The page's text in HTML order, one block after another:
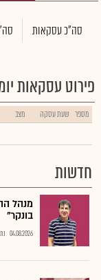
סה"כ עסקאות
פירוט עסקאות
מספר שעת עסקה מצב
חדשות
מנהל
בונקר"
04.08.2026